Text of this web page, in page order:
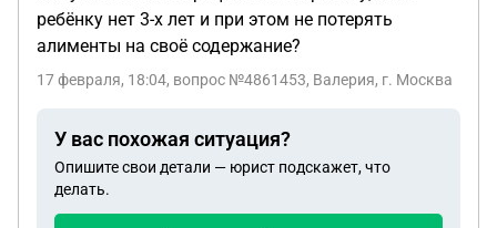
ребёнку нет 3-х лет и при этом не потерять
алименты на своё содержание?
17 февраля, 18:04, вопрос №4861453, Валерия, г. Москва
У вас похожая ситуация?
Опишите свои детали — юрист подскажет, что
делать.